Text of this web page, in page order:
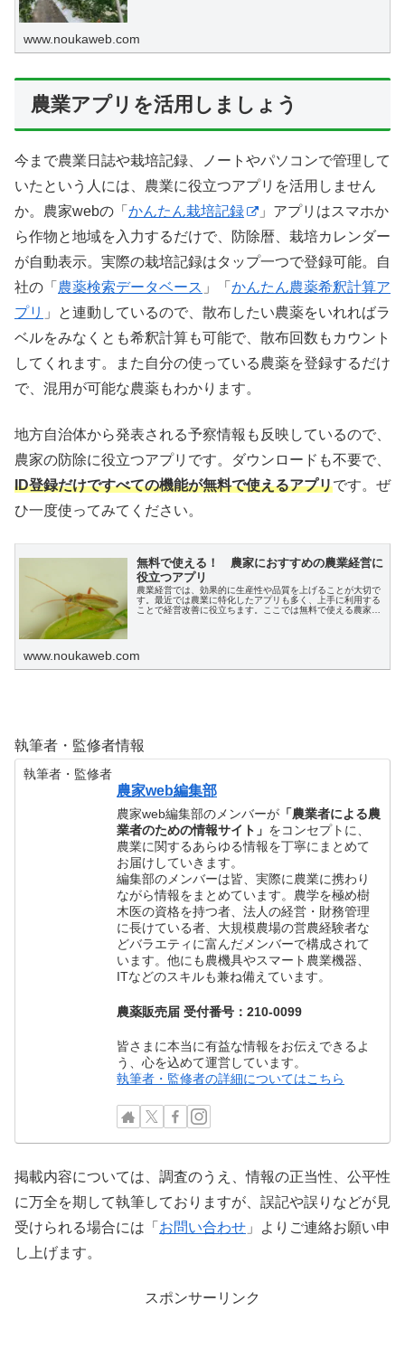
www.noukaweb.com
農業アプリを活用しましょう
今まで農業日誌や栽培記録、ノートやパソコンで管理して
いたという人には、農業に役立つアプリを活用しません
か。農家webの「 かんたん栽培記録
」アプリはスマホか
ら作物と地域を入力するだけで、防除暦、栽培カレンダー
が自動表示。実際の栽培記録はタップ一つで登録可能。自
社の「 農薬検索データベース 」「 かんたん農薬希釈計算ア
プリ 」と連動しているので、散布したい農薬をいれればラ
ベルをみなくとも希釈計算も可能で、散布回数もカウント
してくれます。また自分の使っている農薬を登録するだけ
で、混用が可能な農薬もわかります。
地方自治体から発表される予察情報も反映しているので、
農家の防除に役立つアプリです。ダウンロードも不要で、
ID登録だけですべての機能が無料で使えるアプリです。ぜ
ひ一度使ってみてください。
無料で使える！ 農家におすすめの農業経営に
役立つアプリ
農業経営では、効果的に生産性や品質を上げることが大切で
す。最近では農業に特化したアプリも多く、上手に利用する
ことで経営改善に役立ちます。ここでは無料で使える農家
www.noukaweb.com
執筆者・監修者情報
執筆者・監修者
農家web編集部
農家web編集部のメンバーが 「農業者による農
業者のための情報サイト」 をコンセプトに、
農業に関するあらゆる情報を丁寧にまとめて
お届けしていきます。
編集部のメンバーは皆、実際に農業に携わり
ながら情報をまとめています。農学を極め樹
木医の資格を持つ者、法人の経営・財務管理
に長けている者、大規模農場の営農経験者な
どバラエティに富んだメンバーで構成されて
います。他にも農機具やスマート農業機器、
ITなどのスキルも兼ね備えています。
農薬販売届 受付番号：210-0099
皆さまに本当に有益な情報をお伝えできるよ
う、心を込めて運営しています。
執筆者・監修者の詳細についてはこちら
掲載内容については、調査のうえ、情報の正当性、公平性
に万全を期して執筆しておりますが、誤記や誤りなどが見
受けられる場合には「 お問い合わせ 」よりご連絡お願い申
し上げます。
スポンサーリンク